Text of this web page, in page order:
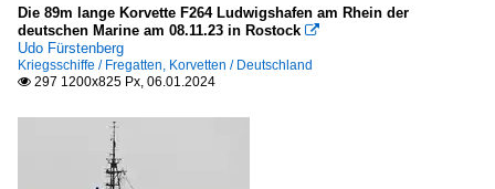
Die 89m lange Korvette F264 Ludwigshafen am Rhein der
deutschen Marine am 08.11.23 in Rostock 
Udo Fürstenberg
Kriegsschiffe / Fregatten, Korvetten / Deutschland
 297 1200x825 Px, 06.01.2024